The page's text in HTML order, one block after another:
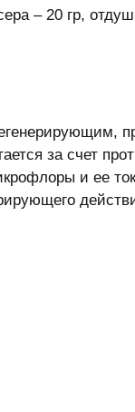
– 20 гр,
за счет
и ее